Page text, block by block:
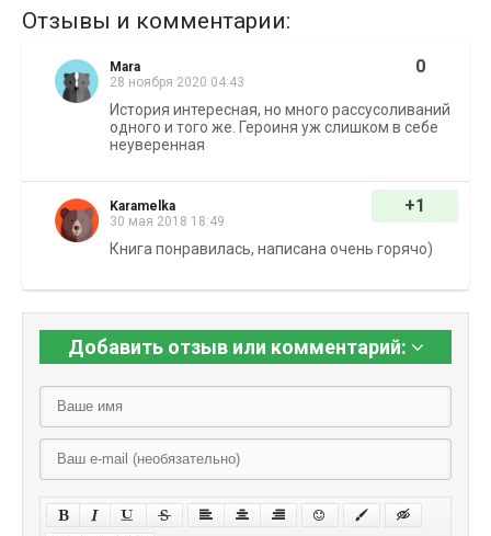
Отзывы и комментарии:
Маra
28 ноября 2020 04:43
0
История интересная, но много рассусоливаний
одного и того же. Героиня уж слишком в себе
неуверенная
Karamelka
30 мая 2018 18:49
+1
Книга понравилась, написана очень горячо)
Добавить отзыв или комментарий: